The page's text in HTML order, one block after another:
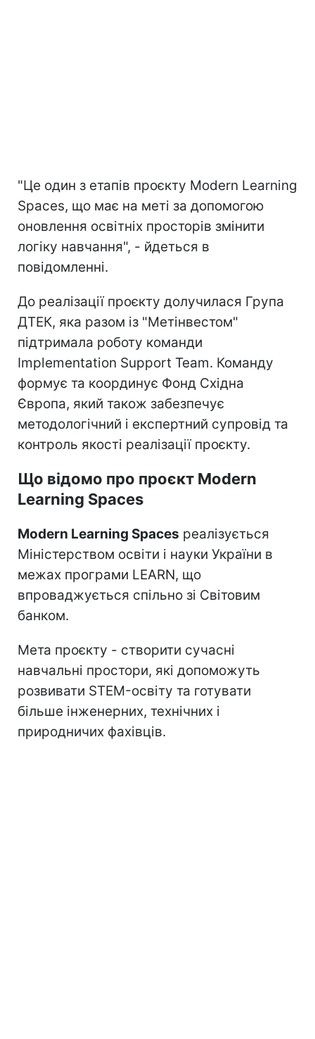
"Це один з етапів проєкту Modern Learning
Spaces, що має на меті за допомогою
оновлення освітніх просторів змінити
логіку навчання", - йдеться в
повідомленні.
До реалізації проєкту долучилася Група
ДТЕК, яка разом із "Метінвестом"
підтримала роботу команди
Implementation Support Team. Команду
формує та координує Фонд Східна
Європа, який також забезпечує
методологічний і експертний супровід та
контроль якості реалізації проєкту.
Що відомо про проєкт Modern
Learning Spaces
Modern Learning Spaces реалізується
Міністерством освіти і науки України в
межах програми LEARN, що
впроваджується спільно зі Світовим
банком.
Мета проєкту - створити сучасні
навчальні простори, які допоможуть
розвивати STEM-освіту та готувати
більше інженерних, технічних і
природничих фахівців.